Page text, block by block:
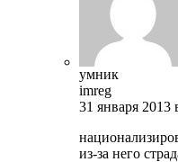
умник
imreg
31 января 2013
из-за него